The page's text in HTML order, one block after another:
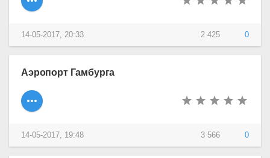
2 425 0
14-05-2017, 20:33
Аэропорт Гамбурга
3 566 0
14-05-2017, 19:48